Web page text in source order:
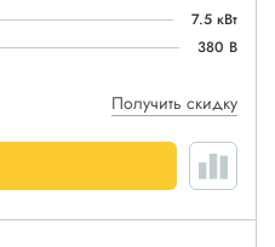
7.5 кВт
380 В
Получить скидку